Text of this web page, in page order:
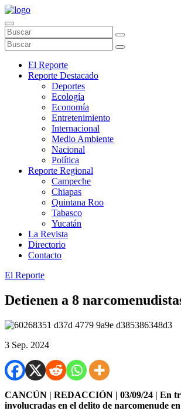
El Reporte
Reporte Destacado
Deportes
Ecología
Economía
Entretenimiento
Internacional
Medio Ambiente
Nacional
Política
Reporte Regional
Campeche
Chiapas
Quintana Roo
Tabasco
Yucatán
La Revista
Directorio
Contacto
El Reporte
Detienen a 8
3 Sep. 2024
CANCÚN | REDACCIÓN | 03/09/24 | En
involucradas en el delito de narcomenude